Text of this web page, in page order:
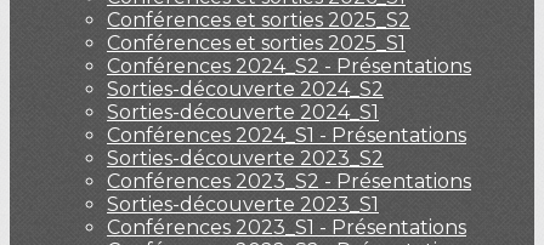
Conférences et sorties 2025_S2
Conférences et sorties 2025_S1
Conférences 2024_S2 - Présentations
Sorties-découverte 2024_S2
Sorties-découverte 2024_S1
Conférences 2024_S1 - Présentations
Sorties-découverte 2023_S2
Conférences 2023_S2 - Présentations
Sorties-découverte 2023_S1
Conférences 2023_S1 - Présentations